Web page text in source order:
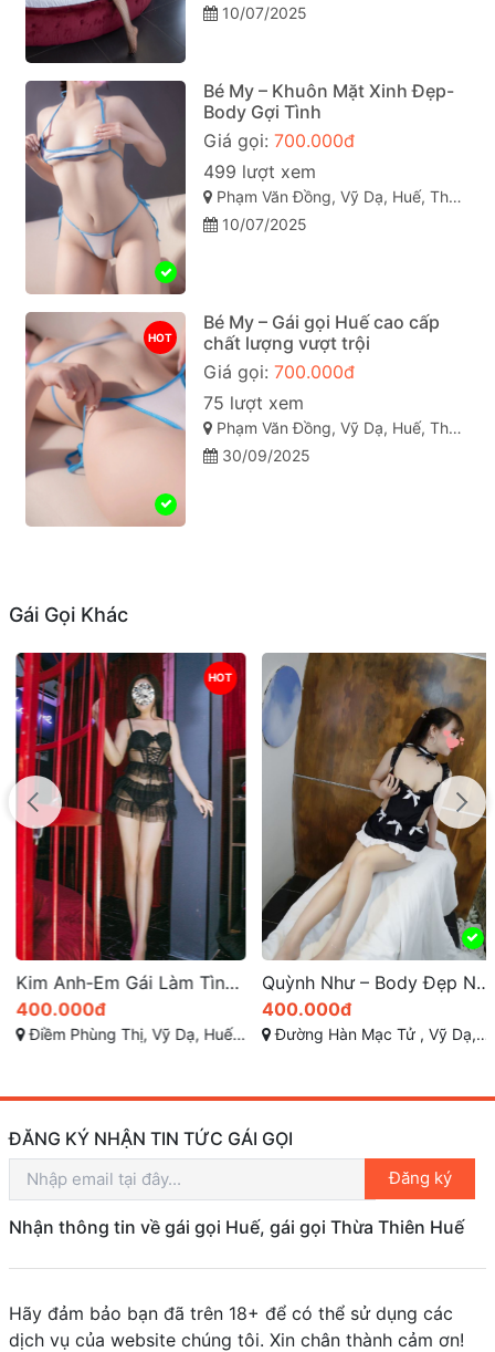
10/07/2025
Bé My – Khuôn Mặt Xinh Đẹp-
Body Gợi Tình
Giá gọi: 700.000đ
499 lượt xem
Phạm Văn Đồng, Vỹ Dạ, Huế, Thừa Thiên Huế
10/07/2025
HOT
Bé My – Gái gọi Huế cao cấp
chất lượng vượt trội
Giá gọi: 700.000đ
75 lượt xem
Phạm Văn Đồng, Vỹ Dạ, Huế, Thừa Thiên Huế
30/09/2025
Gái Gọi Khác
HOT
Kim Anh-Em Gái Làm Tình Siêu Nhiệt Huyết
400.000đ
Điềm Phùng Thị, Vỹ Dạ, Huế, Thừa Thiên Huế
Quỳnh Như – Body Đẹp Ngực To Làm Tình Bao Phê
400.000đ
Đường Hàn Mạc Tử , Vỹ Dạ, TP Huế
ĐĂNG KÝ NHẬN TIN TỨC GÁI GỌI
Đăng ký
Nhận thông tin về gái gọi Huế, gái gọi Thừa Thiên Huế
Hãy đảm bảo bạn đã trên 18+ để có thể sử dụng các
dịch vụ của website chúng tôi. Xin chân thành cảm ơn!